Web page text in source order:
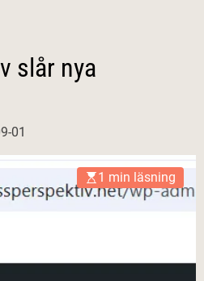
slår nya
01
1 min läsning